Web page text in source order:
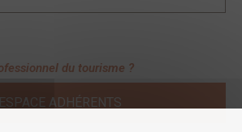
du tourisme ?
ESPACE ADHÉRENTS